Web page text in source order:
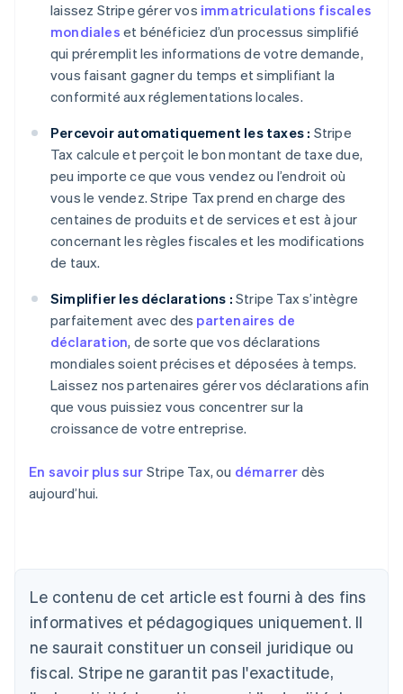
laissez Stripe gérer vos immatriculations fiscales
mondiales et bénéficiez d’un processus simplifié
qui préremplit les informations de votre demande,
vous faisant gagner du temps et simplifiant la
conformité aux réglementations locales.
Percevoir automatiquement les taxes : Stripe
Tax calcule et perçoit le bon montant de taxe due,
peu importe ce que vous vendez ou l’endroit où
vous le vendez. Stripe Tax prend en charge des
centaines de produits et de services et est à jour
concernant les règles fiscales et les modifications
de taux.
Simplifier les déclarations : Stripe Tax s’intègre
parfaitement avec des partenaires de
déclaration, de sorte que vos déclarations
mondiales soient précises et déposées à temps.
Laissez nos partenaires gérer vos déclarations afin
que vous puissiez vous concentrer sur la
croissance de votre entreprise.
En savoir plus sur Stripe Tax, ou démarrer dès
aujourd’hui.
Le contenu de cet article est fourni à des fins
informatives et pédagogiques uniquement. Il
ne saurait constituer un conseil juridique ou
fiscal. Stripe ne garantit pas l'exactitude,
Deutsch English